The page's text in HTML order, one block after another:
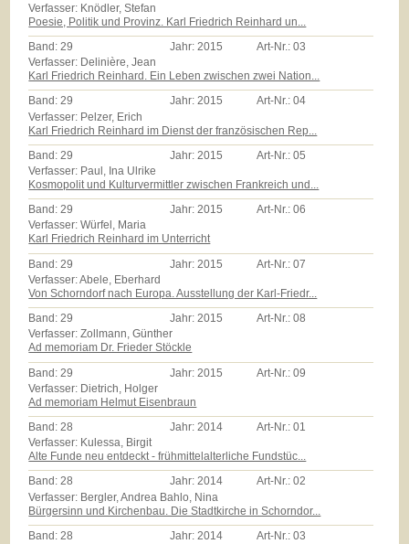
Verfasser: Knödler, Stefan
Poesie, Politik und Provinz. Karl Friedrich Reinhard un...
Band:29 Jahr:2015 Art-Nr.:03
Verfasser: Delinière, Jean
Karl Friedrich Reinhard. Ein Leben zwischen zwei Nation...
Band:29 Jahr:2015 Art-Nr.:04
Verfasser: Pelzer, Erich
Karl Friedrich Reinhard im Dienst der französischen Rep...
Band: 29 Jahr: 2015 Art-Nr.:05
Verfasser: Paul, Ina Ulrike
Kosmopolit und Kulturvermittler zwischen Frankreich und...
Band:29 Jahr:2015 Art-Nr.:06
Verfasser: Würfel, Maria
Karl Friedrich Reinhard im Unterricht
Band: 29 Jahr: 2015 Art-Nr.:07
Verfasser: Abele, Eberhard
Von Schorndorf nach Europa. Ausstellung der Karl-Friedr...
Band:29 Jahr:2015 Art-Nr.:08
Verfasser: Zollmann, Günther
Ad memoriam Dr. Frieder Stöckle
Band: 29 Jahr: 2015 Art-Nr.:09
Verfasser: Dietrich, Holger
Ad memoriam Helmut Eisenbraun
Band:28 Jahr:2014 Art-Nr.:01
Verfasser: Kulessa, Birgit
Alte Funde neu entdeckt - frühmittelalterliche Fundstüc...
Band:28 Jahr:2014 Art-Nr.:02
Verfasser: Bergler, Andrea Bahlo, Nina
Bürgersinn und Kirchenbau. Die Stadtkirche in Schorndor...
Band:28 Jahr:2014 Art-Nr.:03